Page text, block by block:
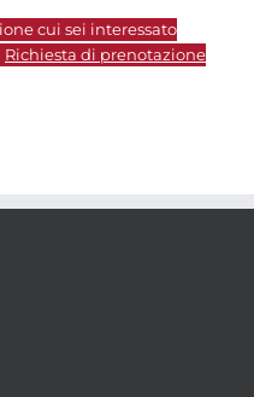
cui sei interessato
Richiesta di prenotazione